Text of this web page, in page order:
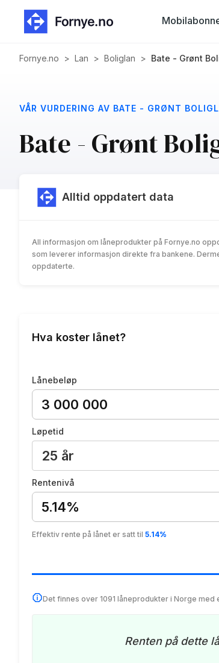
Fornye.no > Lan > Boliglan > Bate - Grønt
VÅR VURDERING AV BATE - GRØNT
Bate - Grønt
Alltid oppdatert data
All informasjon om låneprodukter på Fornye.no
som leverer informasjon direkte fra bankene.
oppdaterte.
Hva koster lånet?
Lånebeløp
Løpetid
Rentenivå
5.14%
Effektiv rente på lånet er satt til 5.14%
Det finnes over 1091 låneprodukter i Norge med
Renten på dette